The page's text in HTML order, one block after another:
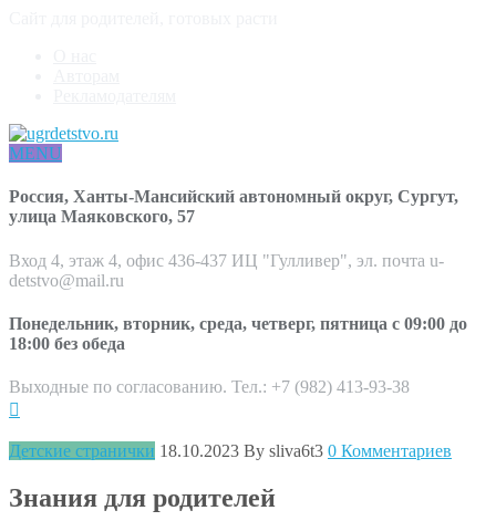
MENU
Россия, Ханты-Мансийский автономный округ, Сургут,
улица Маяковского, 57
Вход 4, этаж 4, офис 436-437 ИЦ "Гулливер", эл. почта u-
detstvo@mail.ru
Понедельник, вторник, среда, четверг, пятница с 09:00 до
18:00 без обеда
Выходные по согласованию. Тел.: +7 (982) 413-93-38
Детские странички 18.10.2023 By sliva6t3 0 Комментариев
Знания для родителей